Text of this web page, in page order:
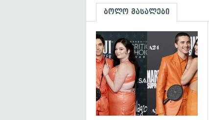
ბოლო მასალები